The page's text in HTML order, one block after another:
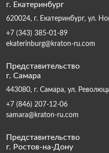
г. Екатеринбург
620024, г. Екатеринбург, ул.
+7 (343) 385-01-89
ekaterinburg@kraton-ru.com
Представительство
г. Самара
443080, г. Самара, ул.
+7 (846) 207-12-06
samara@kraton-ru.com
Представительство
г. Ростов-на-Дону